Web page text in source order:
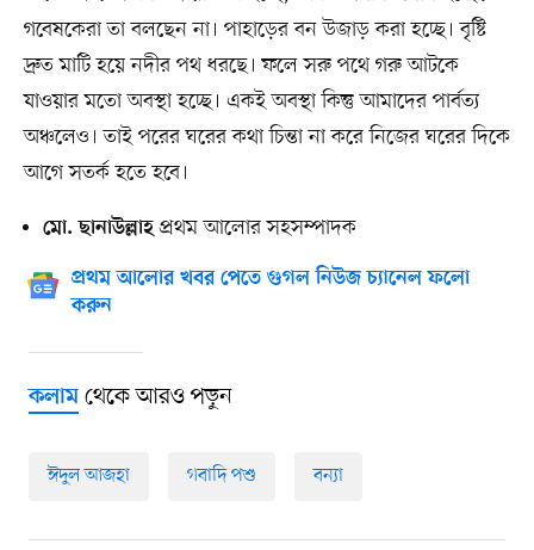
গবেষকেরা তা বলছেন না। পাহাড়ের বন উজাড় করা হচ্ছে। বৃষ্টি
দ্রুত মাটি হয়ে নদীর পথ ধরছে। ফলে সরু পথে গরু আটকে
যাওয়ার মতো অবস্থা হচ্ছে। একই অবস্থা কিন্তু আমাদের পার্বত্য
অঞ্চলেও। তাই পরের ঘরের কথা চিন্তা না করে নিজের ঘরের দিকে
আগে সতর্ক হতে হবে।
মো. ছানাউল্লাহপ্রথম আলোর সহসম্পাদক
প্রথম আলোর খবর পেতে গুগল নিউজ চ্যানেল ফলো
করুন
কলামথেকে আরও পড়ুন
ঈদুল আজহা গবাদি পশু বন্যা